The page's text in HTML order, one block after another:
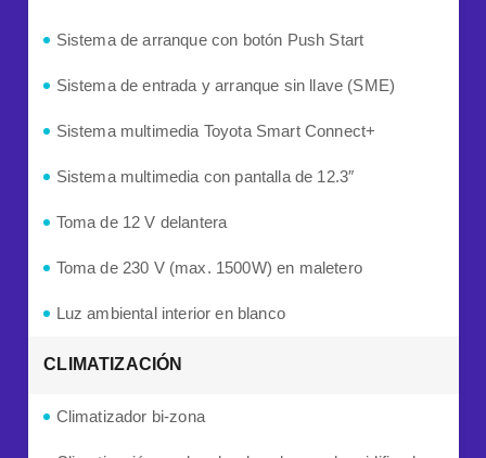
Sistema de arranque con botón Push Start
Sistema de entrada y arranque sin llave (SME)
Sistema multimedia Toyota Smart Connect+
Sistema multimedia con pantalla de 12.3″
Toma de 12 V delantera
Toma de 230 V (max. 1500W) en maletero
Luz ambiental interior en blanco
CLIMATIZACIÓN
Climatizador bi-zona